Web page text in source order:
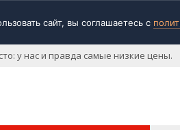
сайт, вы соглашаетесь с
у нас и правда самые низкие цены.